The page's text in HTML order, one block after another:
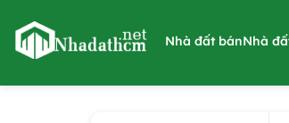
Nhà đất bánNhà